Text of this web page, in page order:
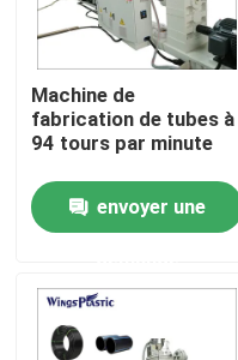
Contactez-nous
Machine en plastique
Ligne en plastique
Machine de
fabrication de tubes à
94 tours par minute
envoyer une